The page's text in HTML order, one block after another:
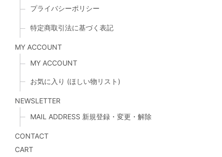
プライバシーポリシー
特定商取引法に基づく表記
MY ACCOUNT
MY ACCOUNT
お気に入り (ほしい物リスト)
NEWSLETTER
MAIL ADDRESS 新規登録・変更・解除
CONTACT
CART